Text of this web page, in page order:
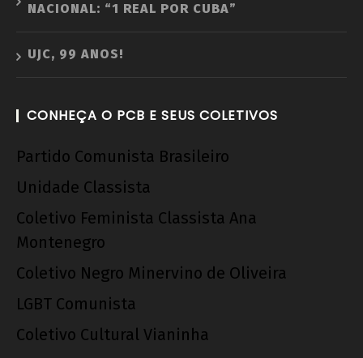
NACIONAL: “1 REAL POR CUBA”
UJC, 99 ANOS!
CONHEÇA O PCB E SEUS COLETIVOS
Partido Comunista Brasileiro
Unidade Classista
Coletivo Feminista Classista Ana
Montenegro
Coletivo Negro Minervino de Oliveira
LGBT Comunista
Coletivo Cultural Vianinha